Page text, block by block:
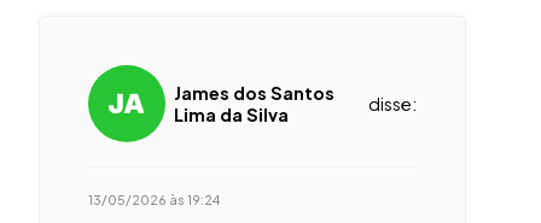
James dos Santos
Lima da Silva
disse:
13/05/2026 às 19:24